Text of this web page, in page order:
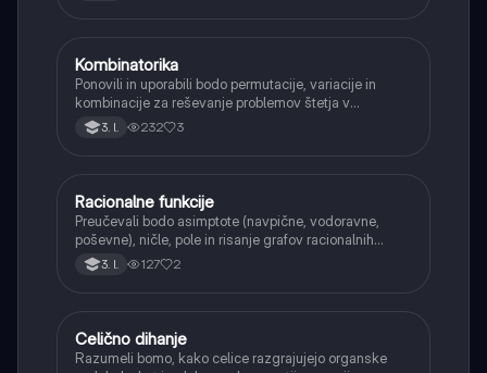
Matematika
Kombinatorika
Ponovili in uporabili bodo permutacije, variacije in
kombinacije za reševanje problemov štetja v
verjetnosti.
3. l. 232 3
Matematika
Racionalne funkcije
Preučevali bodo asimptote (navpične, vodoravne,
poševne), ničle, pole in risanje grafov racionalnih
funkcij.
3. l. 127 2
Biologija
Celično dihanje
Razumeli bomo, kako celice razgrajujejo organske